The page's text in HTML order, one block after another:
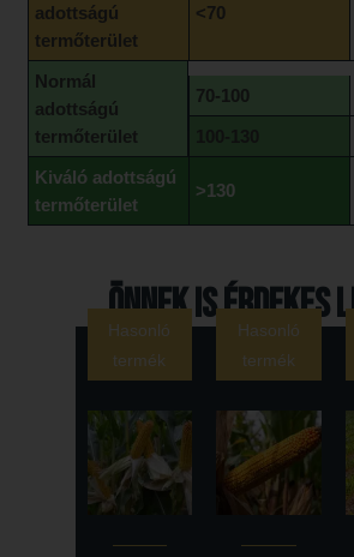
adottságú
termőterület
<70
Normál
adottságú
termőterület
70-100
Kiváló adottságú
termőterület
>130
Önnek is érdekes
Hasonló
termék
Hasonló
termék